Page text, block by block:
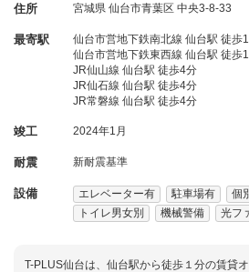
住所 宮城県 仙台市青葉区 中央3-8-33
最寄駅
仙台市営地下鉄南北線 仙台駅 徒歩
仙台市営地下鉄東西線 仙台駅 徒歩
JR仙山線 仙台駅 徒歩4分
JR仙石線 仙台駅 徒歩4分
JR常磐線 仙台駅 徒歩4分
竣工 2024年1月
耐震 新耐震基準
設備 エレベーター有 駐車場有 個
トイレ男女別
機械警備 光フ
T-PLUS仙台は、仙台駅から徒歩１分の賃貸オ